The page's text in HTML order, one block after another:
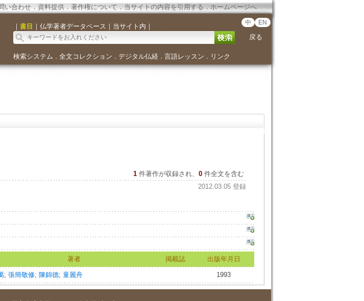
い合わせ． 資料提供．著作権について．当サイトの内容を引用する．ホームページへ
｜ 書目 ｜ 仏学著者データベース ｜ 当サイト内 ｜ 中 EN
戻る
検索システム ． 全文コレクション ． デジタル仏経． 言語レッスン ． リンク
1 件著作が収録され、 0件全文を含む
2012.03.05 登録
著者 掲載誌 出版年月日
; 張簡敬修; 陳錦德; 童麗舟 1993